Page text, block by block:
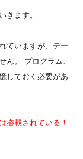
きます。
ていますが、デー
ん。 プログラム、
しておく必要があ
搭載されている！